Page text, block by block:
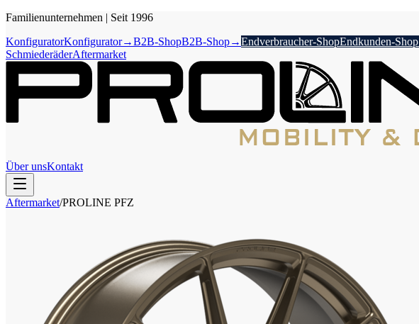
Familienunternehmen | Seit 1996
KonfiguratorKonfigurator→B2B-ShopB2B-Shop→Endverbraucher-ShopEndkunden-Shop
SchmiederäderAftermarket
Über unsKontakt
Aftermarket/PROLINE PFZ